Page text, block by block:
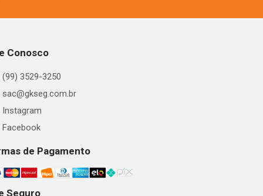
Conosco
(99) 3529-3250
sac@gkseg.com.br
Instagram
Facebook
de Pagamento
Seguro